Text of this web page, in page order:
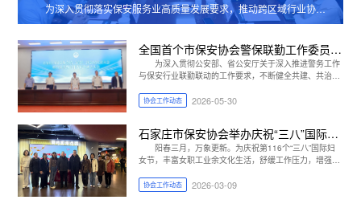
为深入贯彻落实保安服务业高质量发展要求，推动跨区域行业协作与经验共享，2026年6月2日，福州市保安协会会长伍敏强率考察团到访石家庄
全国首个市保安协会警保联勤工作委员会
在石家庄成立
为深入贯彻公安部、省公安厅关于深入推进警务工作
与保安行业联勤联动的工作要求，不断健全共建、共治、
协会工作动态 2026-05-30
石家庄市保安协会举办庆祝“三八”国际妇
女节主题观影活动
阳春三月，万象更新。为庆祝第116个“三八”国际妇
女节，丰富女职工业余文化生活，舒缓工作压力，增强团
安局治安管理支队及会员单位女职工代表，共同组织开展
了“巾帼心向党奋进新征程”主题观影活动。
协会工作动态 2026-03-09